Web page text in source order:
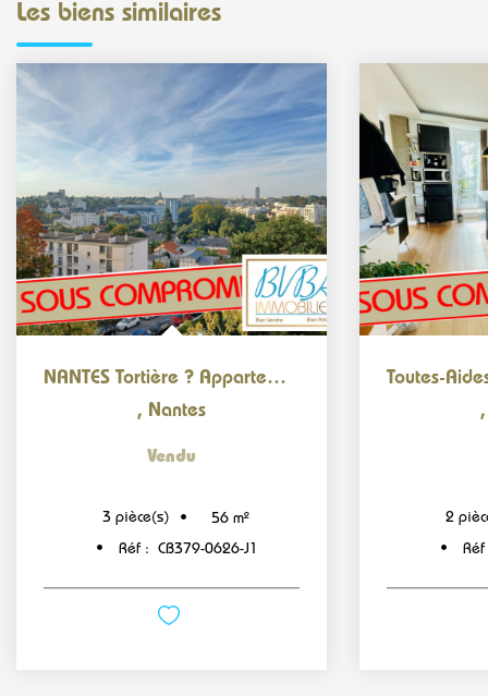
Les biens similaires
NANTES Tortière ? Appartement T3 - Calme - Verdoyant - 2...
, Nantes
Vendu
3 pièce(s) 56 m²
Réf :
CB379-0626-J1
2